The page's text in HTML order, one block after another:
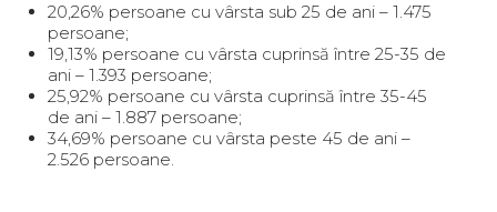
20,26% persoane cu vârsta sub 25 de ani – 1.475
persoane;
19,13% persoane cu vârsta cuprinsă între 25-35 de
ani – 1.393 persoane;
25,92% persoane cu vârsta cuprinsă între 35-45
de ani – 1.887 persoane;
34,69% persoane cu vârsta peste 45 de ani –
2.526 persoane.